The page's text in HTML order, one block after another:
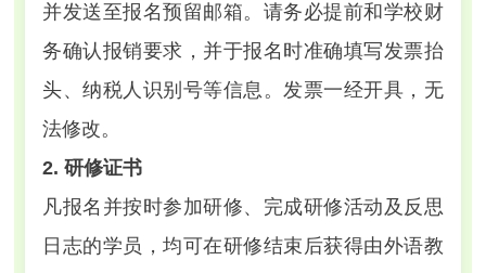
并发送至报名预留邮箱。请务必提前和学校财
务确认报销要求，并于报名时准确填写发票抬
头、纳税人识别号等信息。发票一经开具，无
法修改。
2. 研修证书
凡报名并按时参加研修、完成研修活动及反思
日志的学员，均可在研修结束后获得由外语教